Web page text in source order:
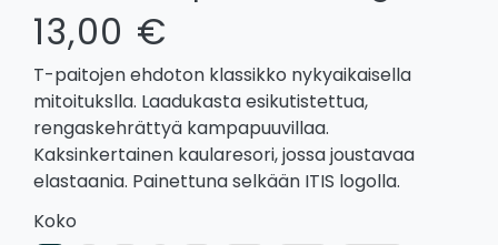
13,00 €
T-paitojen ehdoton klassikko nykyaikaisella
mitoitukslla. Laadukasta esikutistettua,
rengaskehrättyä kampapuuvillaa.
Kaksinkertainen kaularesori, jossa joustavaa
elastaania. Painettuna selkään ITIS logolla.
Koko